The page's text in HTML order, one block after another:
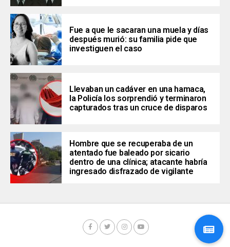
Fue a que le sacaran una muela y días
después murió: su familia pide que
investiguen el caso
Llevaban un cadáver en una hamaca,
la Policía los sorprendió y terminaron
capturados tras un cruce de disparos
Hombre que se recuperaba de un
atentado fue baleado por sicario
dentro de una clínica; atacante habría
ingresado disfrazado de vigilante